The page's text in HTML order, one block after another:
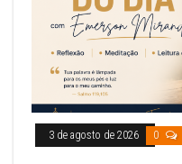
3 de agosto de 2026 0